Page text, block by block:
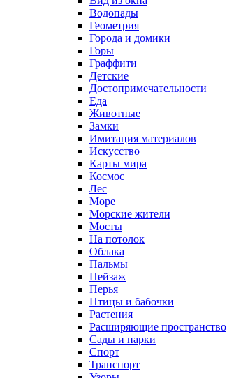
Водопады
Геометрия
Города и домики
Горы
Граффити
Детские
Достопримечательности
Еда
Животные
Замки
Имитация материалов
Искусство
Карты мира
Космос
Лес
Море
Морские жители
Мосты
На потолок
Облака
Пальмы
Пейзаж
Перья
Птицы и бабочки
Растения
Расширяющие пространство
Сады и парки
Спорт
Транспорт